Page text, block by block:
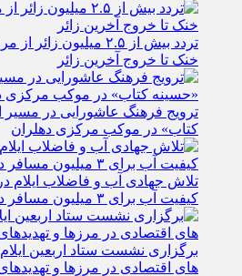
تردد بیش از ۲.۵ میلیون
خنک تا خروج آخرین زائر
ترویج فرهنگ عاشورایی در مسیر
کتاب» در موکب مرکزی دهلران
کیفیت آب برای ۳ میلیون مسافر در مسیر مهران
برگزاری نشست ستاد اربعین
های اقتصادی در مرزها و